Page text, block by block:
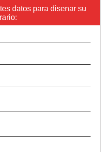
datos para disenar su